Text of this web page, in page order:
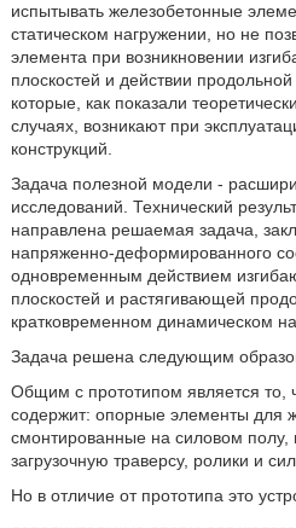
испытывать железобетонные
статическом нагружении, но не
элемента при возникновении
плоскостей и действии
которые, как показали
случаях, возникают при
конструкций.
Задача полезной модели -
исследований. Технический
направлена решаемая задача,
напряженно-деформированного
одновременным действием
плоскостей и растягивающей
кратковременном динамическом
Задача решена следующим
Общим с прототипом является то,
содержит: опорные элементы для
смонтированные на силовом полу,
загрузочную траверсу, ролики и
Но в отличие от прототипа это